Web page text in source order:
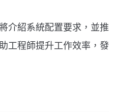
介紹系統配置要求，並推
工程師提升工作效率，發